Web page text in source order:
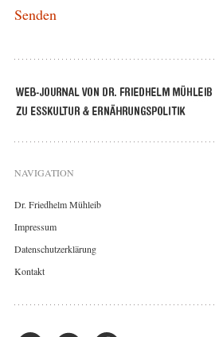
NAVIGATION
Dr. Friedhelm Mühleib
Impressum
Datenschutzerklärung
Kontakt